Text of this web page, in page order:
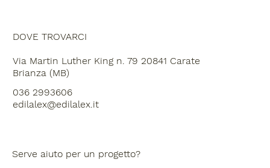
DOVE TROVARCI
Via Martin Luther King n. 79 20841 Carate
Brianza (MB)
036 2993606
edilalex@edilalex.it
Serve aiuto per un progetto?